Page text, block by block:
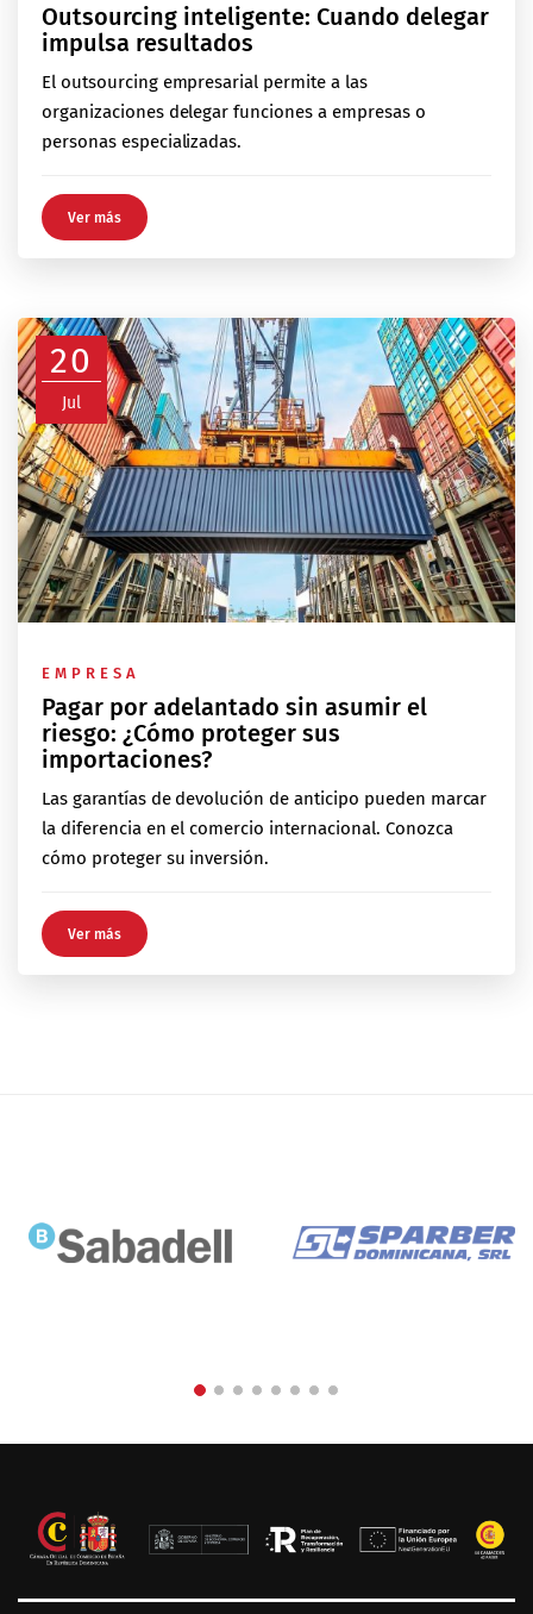
Outsourcing inteligente: Cuando delegar
impulsa resultados
El outsourcing empresarial permite a las
organizaciones delegar funciones a empresas o
personas especializadas.
Ver más
20
Jul
EMPRESA
Pagar por adelantado sin asumir el
riesgo: ¿Cómo proteger sus
importaciones?
Las garantías de devolución de anticipo pueden marcar
la diferencia en el comercio internacional. Conozca
cómo proteger su inversión.
Ver más